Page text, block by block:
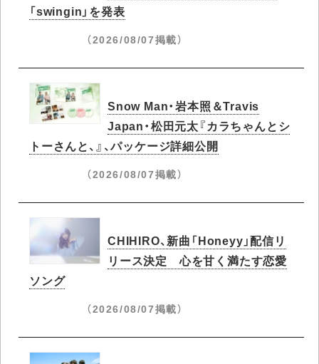
「swingin」を発表
（2026/08/07掲載）
Snow Man・岩本照＆Travis
Japan・松田元太『カラちゃんとシ
トーさんと、』、パッケージ詳細公開
（2026/08/07掲載）
CHIHIRO、新曲「Honeyy」配信リ
リース決定 心を甘く満たす恋愛
ソング
（2026/08/07掲載）